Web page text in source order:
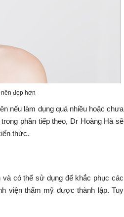
đẹp hơn
nếu làm dụng quá nhiều hoặc chưa
phần tiếp theo, Dr Hoàng Hà sẽ
thức.
có thể sử dụng để khắc phục các
viện thẩm mỹ được thành lập. Tuy